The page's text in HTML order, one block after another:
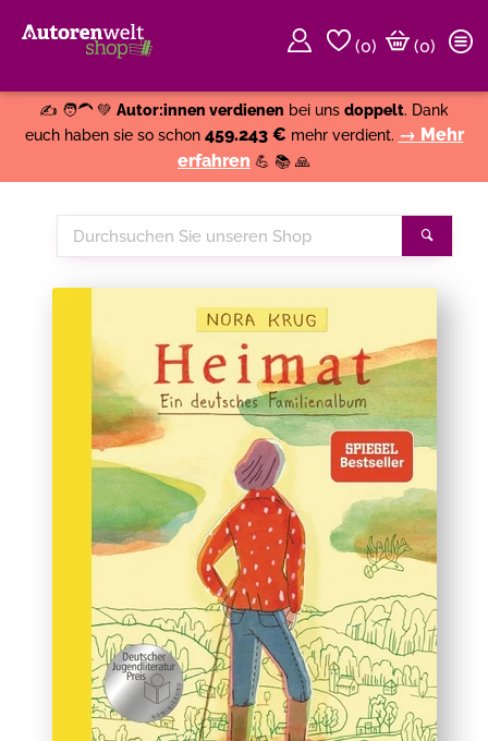
(0)
(0)
✍️ 🧑‍🦱 💚 Autor:innen verdienen bei uns doppelt. Dank
euch haben sie so schon 459.243 € mehr verdient. → Mehr
erfahren 💪 📚 🙏
Durchsuchen
Sie